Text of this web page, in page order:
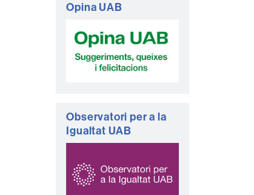
Opina UAB
Observatori per a la
Igualtat UAB